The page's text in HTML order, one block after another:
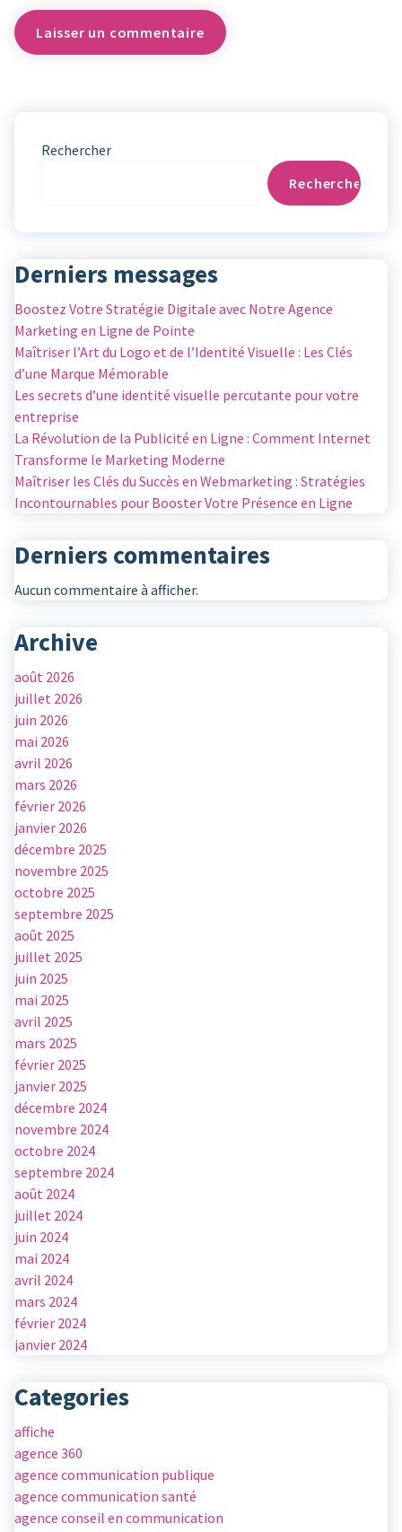
Rechercher
Rechercher
Derniers messages
Boostez Votre Stratégie Digitale avec Notre Agence
Marketing en Ligne de Pointe
Maîtriser l’Art du Logo et de l’Identité Visuelle : Les Clés
d’une Marque Mémorable
Les secrets d’une identité visuelle percutante pour votre
entreprise
La Révolution de la Publicité en Ligne : Comment Internet
Transforme le Marketing Moderne
Maîtriser les Clés du Succès en Webmarketing : Stratégies
Incontournables pour Booster Votre Présence en Ligne
Derniers commentaires
Aucun commentaire à afficher.
Archive
août 2026
juillet 2026
juin 2026
mai 2026
avril 2026
mars 2026
février 2026
janvier 2026
décembre 2025
novembre 2025
octobre 2025
septembre 2025
août 2025
juillet 2025
juin 2025
mai 2025
avril 2025
mars 2025
février 2025
janvier 2025
décembre 2024
novembre 2024
octobre 2024
septembre 2024
août 2024
juillet 2024
juin 2024
mai 2024
avril 2024
mars 2024
février 2024
janvier 2024
Categories
affiche
agence 360
agence communication publique
agence communication santé
agence conseil en communication